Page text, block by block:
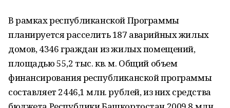
В рамках республиканской Программы
планируется расселить 187 аварийных жилых
домов, 4346 граждан из жилых помещений,
площадью 55,2 тыс. кв. м. Общий объем
финансирования республиканской программы
составляет 2446,1 млн. рублей, из них средства